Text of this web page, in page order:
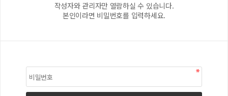
작성자와 관리자만 열람하실 수 있습니다.
본인이라면 비밀번호를 입력하세요.